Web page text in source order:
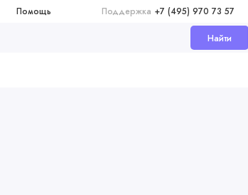
Помощь Поддержка +7 (495) 970 73 57
Найти